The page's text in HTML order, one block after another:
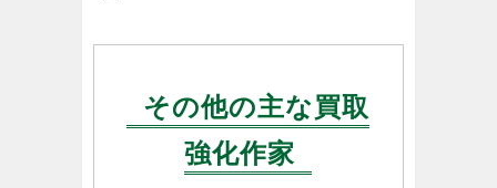
その他の主な買取
強化作家